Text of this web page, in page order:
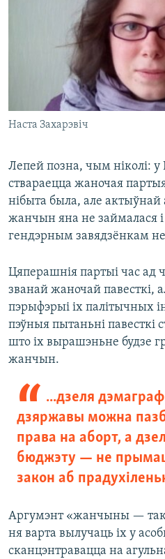
НА ХВАЛЯХ СВАБОДЫ
Наста Захарэвіч
Лепей позна, чым ніколі: у
ствараецца жаночая
нібыта была, але актыўнай
жанчын яна не займалася і
гендэрным завядзёнкам не
Цяперашнія партыі час ад
званай жаночай павесткі,
пэрыфэрыі іх палітычных
пэўныя пытаньні павесткі
што іх вырашэньне будзе
жанчын.
...дзеля
дзяржавы можна
права на аборт, а
бюджэту — не
закон аб
Аргумэнт «жанчыны —
ня варта вылучаць іх у
сканцэнтравацца на